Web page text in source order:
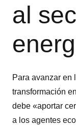
al
Para avanzar en
transformación
debe «aportar
a los agentes